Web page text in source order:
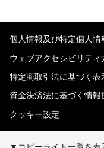
個人情報及び特定個人
ウェブアクセシビリティ
特定商取引法に基づく表
資金決済法に基づく情報
クッキー設定